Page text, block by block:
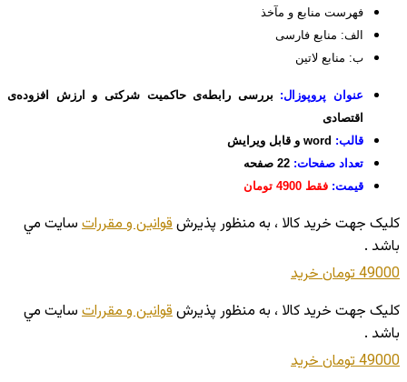
فهرست منابع و مآخذ
الف: منابع فارسی
ب: منابع لاتین
عنوان پروپوزال: بررسی رابطه‌ی حاکمیت شرکتی و ارزش افزوده‌ی
اقتصادی
قالب:
تعداد صفحات:
قیمت: فقط 4900 تومان
کليک جهت خريد کالا ، به منظور پذيرشقوانين و مقررات سايت مي
باشد .
49000 تومان
خريد
کليک جهت خريد کالا ، به منظور پذيرشقوانين و مقررات سايت مي
باشد .
49000 تومان
خريد